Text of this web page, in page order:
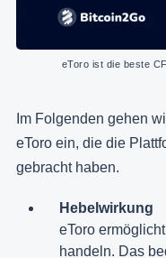
eToro ist die beste
Im Folgenden gehen
eToro ein, die die
gebracht haben.
Hebelwirkung
eToro
handeln. Das